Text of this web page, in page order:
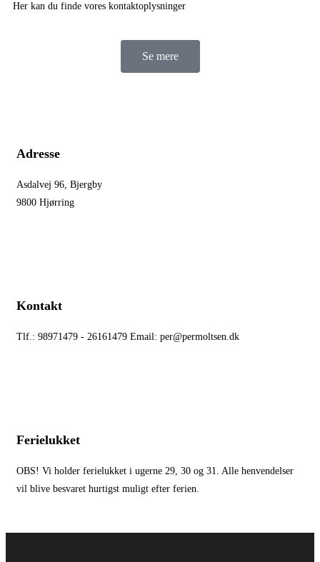
Her kan du finde vores kontaktoplysninger
Se mere
Adresse
Asdalvej 96, Bjergby
9800 Hjørring
Kontakt
Tlf.: 98971479 - 26161479 Email: per@permoltsen.dk
Ferielukket
OBS! Vi holder ferielukket i ugerne 29, 30 og 31. Alle henvendelser
vil blive besvaret hurtigst muligt efter ferien.